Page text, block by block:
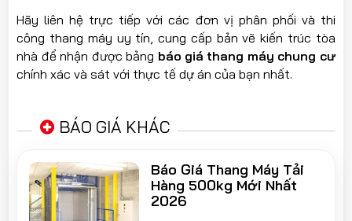
Hãy liên hệ trực tiếp với các đơn vị phân phối và thi
công thang máy uy tín, cung cấp bản vẽ kiến trúc tòa
nhà để nhận được bảng báo giá thang máy chung cư
chính xác và sát với thực tế dự án của bạn nhất.
BÁO GIÁ KHÁC
Báo Giá Thang Máy Tải
Hàng 500kg Mới Nhất
2026